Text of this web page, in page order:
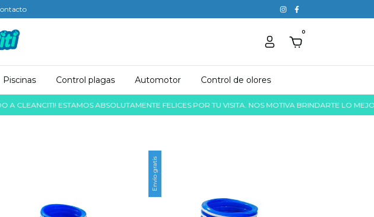
0
Piscinas Control plagas Automotor Control de olores
ESTAMOS ABSOLUTAMENTE FELICES POR TU VISITA. NOS MOTIVA BRINDARTE LO MEJOR,
Envío gratis